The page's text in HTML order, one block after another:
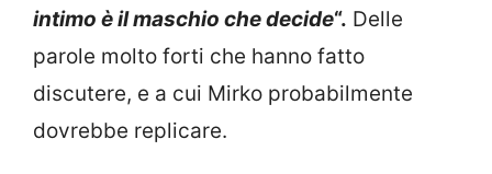
intimo è il maschio che decide“. Delle
parole molto forti che hanno fatto
discutere, e a cui Mirko probabilmente
dovrebbe replicare.